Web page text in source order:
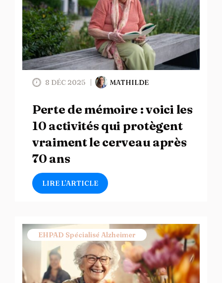
8 DÉC 2025 MATHILDE
Perte de mémoire : voici les
10 activités qui protègent
vraiment le cerveau après
70 ans
LIRE L’ARTICLE
EHPAD Spécialisé Alzheimer